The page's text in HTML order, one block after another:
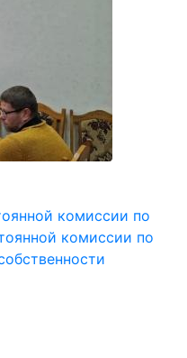
комиссии по
комиссии по